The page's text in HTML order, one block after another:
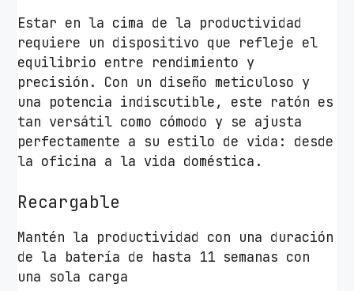
a
r
g
a
b
l
e
/
a
t
a
1
Estar en la cima de la productividad
requiere un dispositivo que refleje el
equilibrio entre rendimiento y
precisión. Con un diseño meticuloso y
una potencia indiscutible, este ratón es
tan versátil como cómodo y se ajusta
perfectamente a su estilo de vida: desde
la oficina a la vida doméstica.
Recargable
Mantén la productividad con una duración
de la batería de hasta 11 semanas con
una sola carga